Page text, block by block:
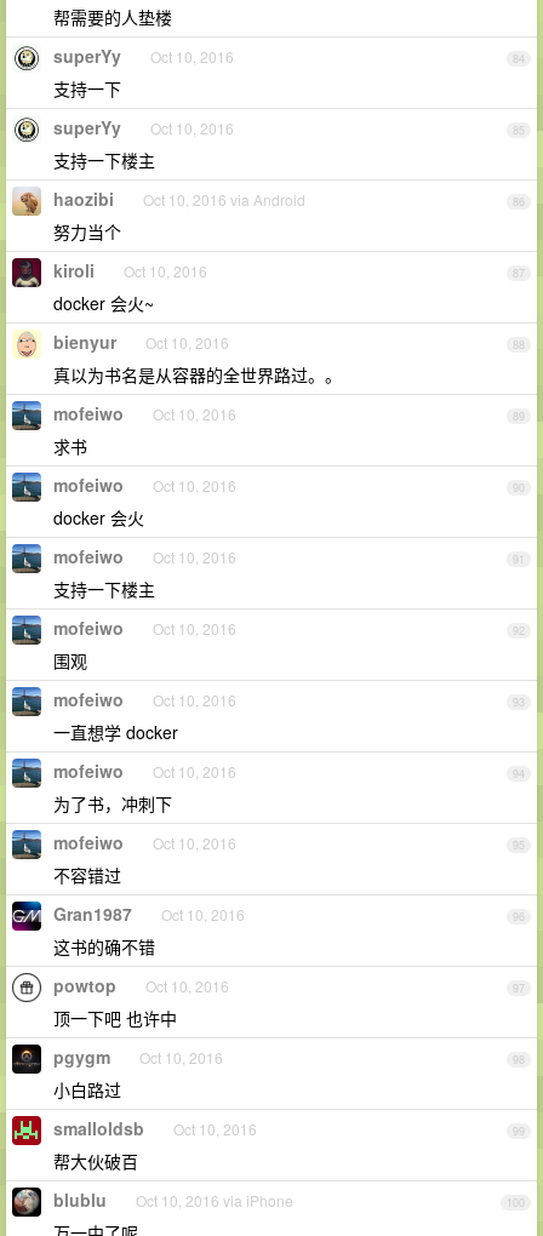
帮需要的人垫楼
84
superYy Oct 10, 2016
支持一下
85
superYy Oct 10, 2016
支持一下楼主
86
haozibi Oct 10, 2016 via Android
努力当个
87
kiroli Oct 10, 2016
docker 会火~
88
bienyur Oct 10, 2016
真以为书名是从容器的全世界路过。。
89
mofeiwo Oct 10, 2016
求书
90
mofeiwo Oct 10, 2016
docker 会火
91
mofeiwo Oct 10, 2016
支持一下楼主
92
mofeiwo Oct 10, 2016
围观
93
mofeiwo Oct 10, 2016
一直想学 docker
94
mofeiwo Oct 10, 2016
为了书，冲刺下
95
mofeiwo Oct 10, 2016
不容错过
96
Gran1987 Oct 10, 2016
这书的确不错
97
powtop Oct 10, 2016
顶一下吧 也许中
98
pgygm Oct 10, 2016
小白路过
99
smalloldsb Oct 10, 2016
帮大伙破百
100
blublu Oct 10, 2016 via iPhone